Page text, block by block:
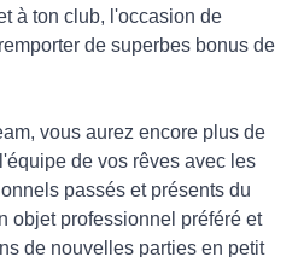
à ton club, l'occasion de
de superbes bonus de
vous aurez encore plus de
de vos rêves avec les
passés et présents du
objet professionnel préféré et
de nouvelles parties en petit